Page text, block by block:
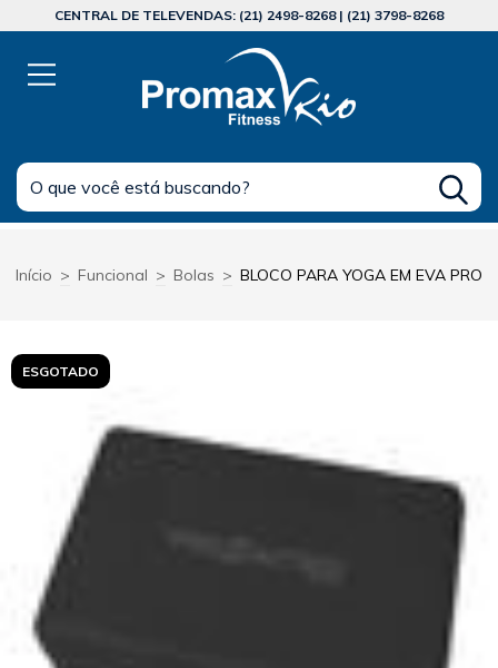
CENTRAL DE TELEVENDAS: (21) 2498-8268 | (21) 3798-8268
Início > Funcional > Bolas > BLOCO PARA YOGA EM EVA PRO
ESGOTADO